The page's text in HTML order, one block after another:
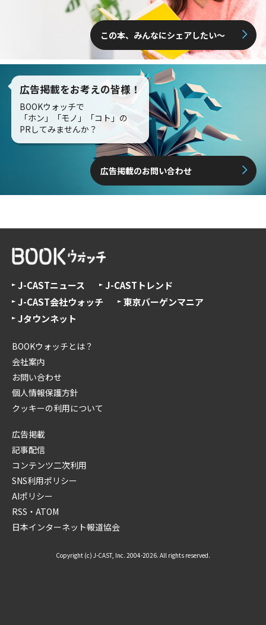
この本、みんなにシェアしたい〜
広告掲載をお考えの皆様！
BOOKウォッチで
「ホン」「モノ」「コト」の
PRしてみませんか？
広告掲載のお問い合わせ
J-CASTニュース
J-CASTトレンド
J-CAST会社ウォッチ
東京バーゲンマニア
Jタウンネット
BOOKウォッチとは？
会社案内
お問い合わせ
個人情報保護方針
クッキーの利用について
広告掲載
記事配信
コンテンツ二次利用
SNS利用ポリシー
AIポリシー
RSS・ATOM
日本インターネット報道協会
Copyright (c) J-CAST, Inc. 2004-2026. All rights reserved.